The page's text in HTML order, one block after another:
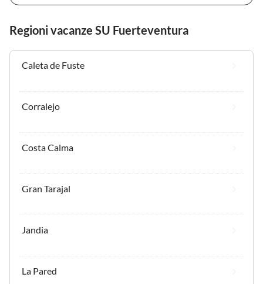
Regioni vacanze SU Fuerteventura
Caleta de Fuste
Corralejo
Costa Calma
Gran Tarajal
Jandia
La Pared